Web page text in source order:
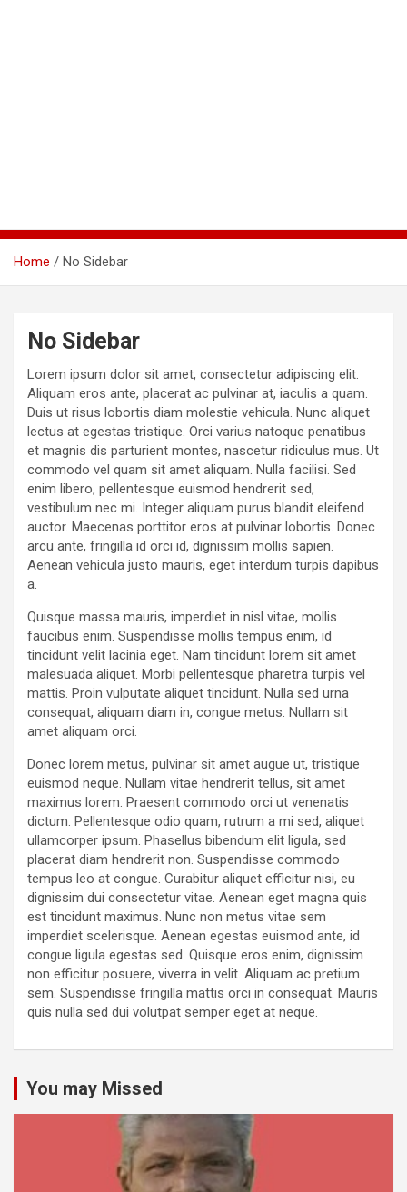
Home No Sidebar
No Sidebar
Lorem ipsum dolor sit amet, consectetur adipiscing elit.
Aliquam eros ante, placerat ac pulvinar at, iaculis a quam.
Duis ut risus lobortis diam molestie vehicula. Nunc aliquet
lectus at egestas tristique. Orci varius natoque penatibus
et magnis dis parturient montes, nascetur ridiculus mus. Ut
commodo vel quam sit amet aliquam. Nulla facilisi. Sed
enim libero, pellentesque euismod hendrerit sed,
vestibulum nec mi. Integer aliquam purus blandit eleifend
auctor. Maecenas porttitor eros at pulvinar lobortis. Donec
arcu ante, fringilla id orci id, dignissim mollis sapien.
Aenean vehicula justo mauris, eget interdum turpis dapibus
a.
Quisque massa mauris, imperdiet in nisl vitae, mollis
faucibus enim. Suspendisse mollis tempus enim, id
tincidunt velit lacinia eget. Nam tincidunt lorem sit amet
malesuada aliquet. Morbi pellentesque pharetra turpis vel
mattis. Proin vulputate aliquet tincidunt. Nulla sed urna
consequat, aliquam diam in, congue metus. Nullam sit
amet aliquam orci.
Donec lorem metus, pulvinar sit amet augue ut, tristique
euismod neque. Nullam vitae hendrerit tellus, sit amet
maximus lorem. Praesent commodo orci ut venenatis
dictum. Pellentesque odio quam, rutrum a mi sed, aliquet
ullamcorper ipsum. Phasellus bibendum elit ligula, sed
placerat diam hendrerit non. Suspendisse commodo
tempus leo at congue. Curabitur aliquet efficitur nisi, eu
dignissim dui consectetur vitae. Aenean eget magna quis
est tincidunt maximus. Nunc non metus vitae sem
imperdiet scelerisque. Aenean egestas euismod ante, id
congue ligula egestas sed. Quisque eros enim, dignissim
non efficitur posuere, viverra in velit. Aliquam ac pretium
sem. Suspendisse fringilla mattis orci in consequat. Mauris
quis nulla sed dui volutpat semper eget at neque.
You may Missed